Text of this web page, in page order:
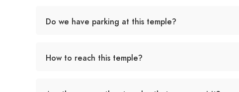
Do we have parking at this temple?
How to reach this temple?